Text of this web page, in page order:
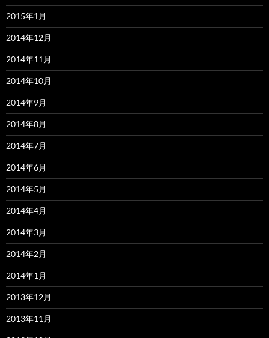
2015年1月
2014年12月
2014年11月
2014年10月
2014年9月
2014年8月
2014年7月
2014年6月
2014年5月
2014年4月
2014年3月
2014年2月
2014年1月
2013年12月
2013年11月